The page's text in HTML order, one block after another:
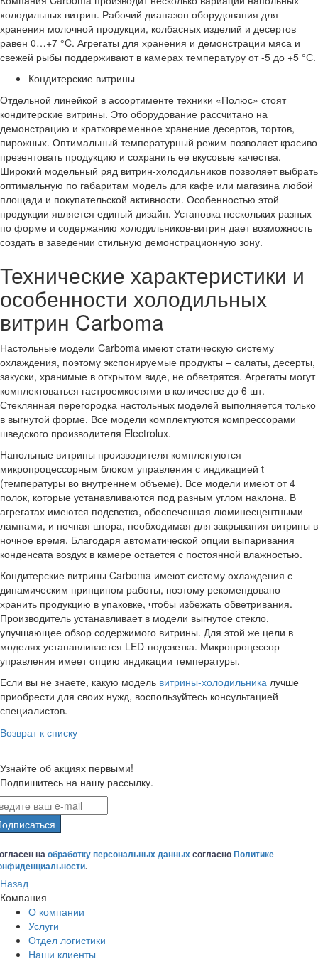
холодильных витрин. Рабочий диапазон оборудования для
хранения молочной продукции, колбасных изделий и десертов
равен 0…+7 °C. Агрегаты для хранения и демонстрации мяса и
свежей рыбы поддерживают в камерах температуру от -5 до +5 °С.
Кондитерские витрины
Отдельной линейкой в ассортименте техники «Полюс» стоят
кондитерские витрины. Это оборудование рассчитано на
демонстрацию и кратковременное хранение десертов, тортов,
пирожных. Оптимальный температурный режим позволяет красиво
презентовать продукцию и сохранить ее вкусовые качества.
Широкий модельный ряд витрин-холодильников позволяет выбрать
оптимальную по габаритам модель для кафе или магазина любой
площади и покупательской активности. Особенностью этой
продукции является единый дизайн. Установка нескольких разных
по форме и содержанию холодильников-витрин дает возможность
создать в заведении стильную демонстрационную зону.
Технические характеристики и
особенности холодильных
витрин Carboma
Настольные модели Carboma имеют статическую систему
охлаждения, поэтому экспонируемые продукты – салаты, десерты,
закуски, хранимые в открытом виде, не обветрятся. Агрегаты могут
комплектоваться гастроемкостями в количестве до 6 шт.
Стеклянная перегородка настольных моделей выполняется только
в выгнутой форме. Все модели комплектуются компрессорами
шведского производителя Electrolux.
Напольные витрины производителя комплектуются
микропроцессорным блоком управления с индикацией t
(температуры во внутреннем объеме). Все модели имеют от 4
полок, которые устанавливаются под разным углом наклона. В
агрегатах имеются подсветка, обеспеченная люминесцентными
лампами, и ночная штора, необходимая для закрывания витрины в
ночное время. Благодаря автоматической опции выпаривания
конденсата воздух в камере остается с постоянной влажностью.
Кондитерские витрины Carboma имеют систему охлаждения с
динамическим принципом работы, поэтому рекомендовано
хранить продукцию в упаковке, чтобы избежать обветривания.
Производитель устанавливает в модели выгнутое стекло,
улучшающее обзор содержимого витрины. Для этой же цели в
моделях устанавливается LED-подсветка. Микропроцессор
управления имеет опцию индикации температуры.
Если вы не знаете, какую модель витрины-холодильника лучше
приобрести для своих нужд, воспользуйтесь консультацией
специалистов.
Возврат к списку
Узнайте об акциях первыми!
Подпишитесь на нашу рассылку.
наобработку персональных данныхсогласноПолитике
.
Назад
Компания
О компании
Услуги
Отдел логистики
Наши клиенты